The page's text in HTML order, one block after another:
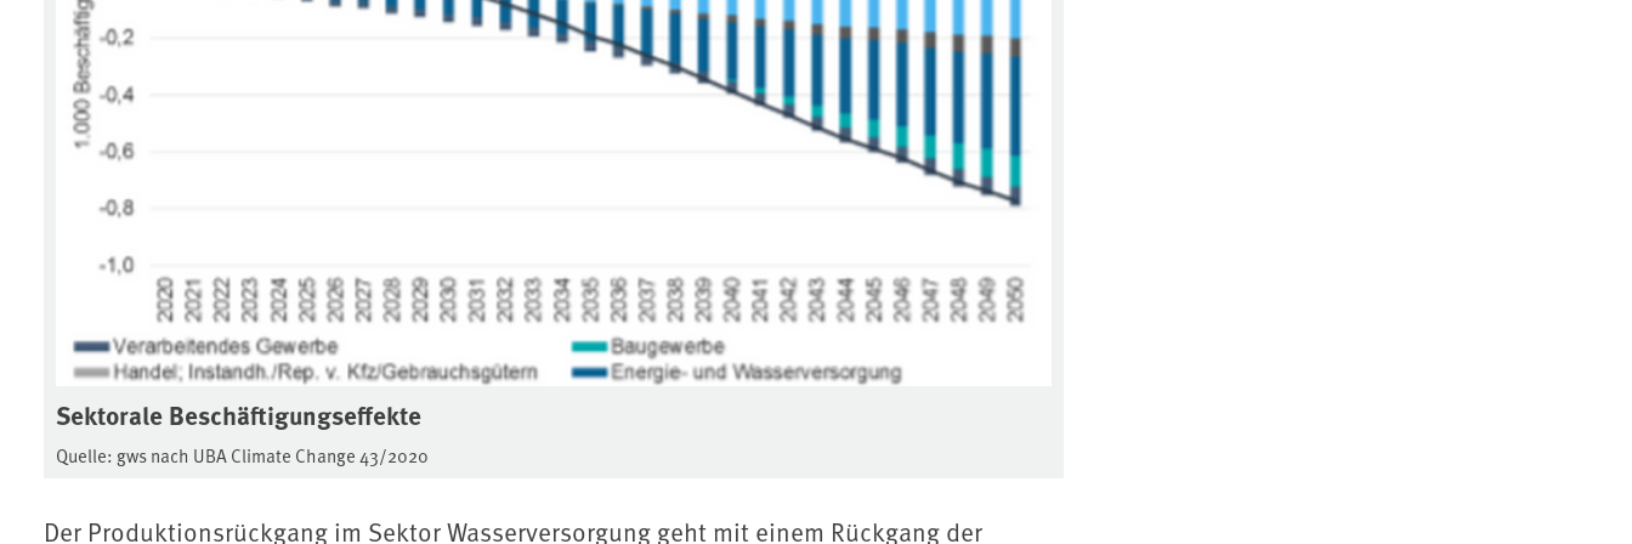
Sektorale Beschäftigungseffekte
Quelle: gws nach UBA Climate Change 43/2020
Der Produktionsrückgang im Sektor Wasserversorgung geht mit einem Rückgang der